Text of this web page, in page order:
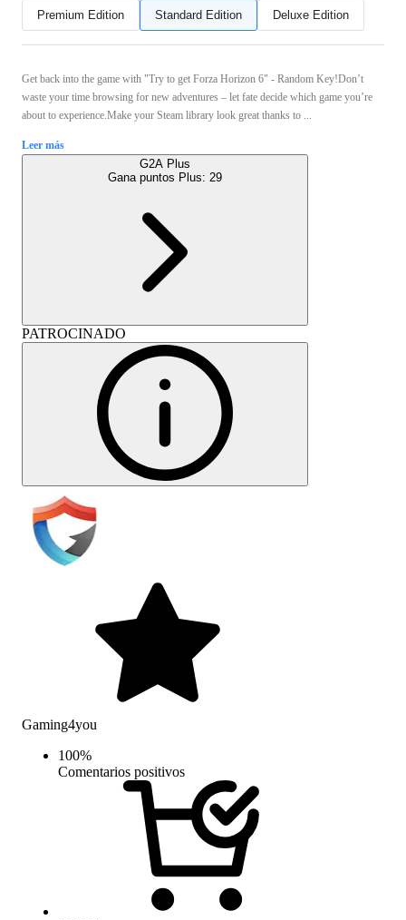
Premium Edition Standard Edition Deluxe Edition
Get back into the game with "Try to get Forza Horizon 6" - Random Key!Don’t
waste your time browsing for new adventures – let fate decide which game you’re
about to experience.Make your Steam library look great thanks to ...
Leer más
G2A Plus
Gana puntos Plus: 29
PATROCINADO
Gaming4you
100%
Comentarios positivos